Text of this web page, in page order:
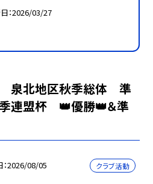
2026/03/27
泉北地区秋季総体 準
連盟杯 👑優勝👑＆準
2026/08/05 クラブ活動